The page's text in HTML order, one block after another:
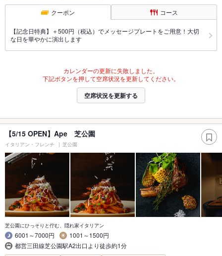
クーポン コース
【記念日特典】＋500円（税込）でメッセージプレートをご用意！大切
な日を華やかに演出します
カレンダーの更新に失敗しました。
下記ボタンを押して空席状況を更新してください。
空席状況を更新する
【5/15 OPEN】Ape 芝公園
イタリアン・フレンチ 芝公園
芝公園にひっそりと佇む、隠れ家イタリアン
6001～7000円
1001～1500円
都営三田線芝公園駅A2出口より徒歩約1分